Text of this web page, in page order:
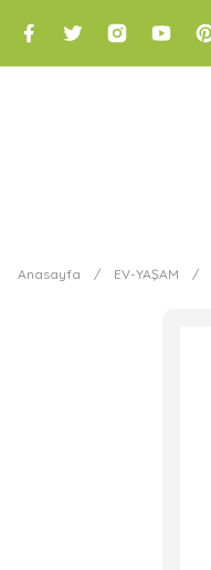
Anasayfa EV-YAŞAM